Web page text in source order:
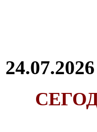
24.07.2026